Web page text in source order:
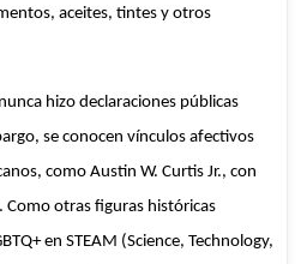
aceites, tintes y otros
hizo declaraciones públicas
se conocen vínculos afectivos
como Austin W. Curtis Jr., con
otras figuras históricas
en STEAM (Science, Technology,